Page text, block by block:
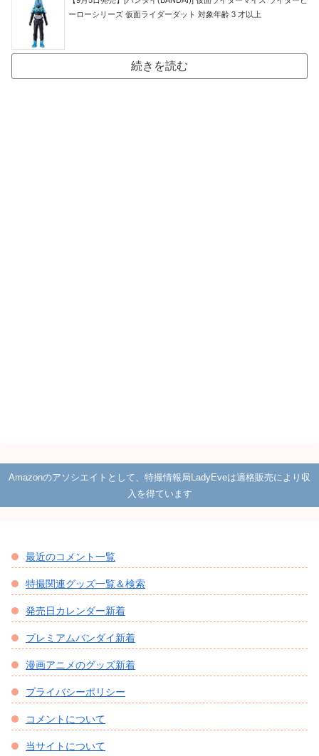
ーローシリーズ 仮面ライダーダット 対象年齢 3 才以上
続きを読む
Amazonのアソシエイトとして、特撮情報局LadyEveは適格販売により収
入を得ています
最近のコメント一覧
特撮関連グッズ一覧＆検索
発売日カレンダー新着
プレミアムバンダイ新着
漫画アニメのグッズ新着
プライバシーポリシー
コメントについて
当サイトについて